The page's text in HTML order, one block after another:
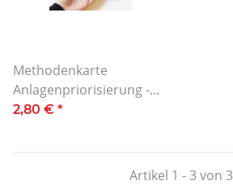
Methodenkarte
Anlagenpriorisierung -
Schadklasseneinteilung
2,80 € *
Artikel 1 - 3 von 3